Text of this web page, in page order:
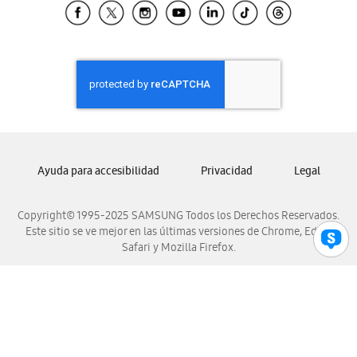
Samsung El Salvador
Samsung Honduras
Samsung Nicaragua
Samsung Panamá
Samsung Venezuela
Copyright© 1995-2025 SAMSUNG Todos los Derechos Reservados.
Este sitio se ve mejor en las últimas versiones de Chrome, Edge,
Safari y Mozilla Firefox.
Ayuda para accesibilidad Privacidad Legal